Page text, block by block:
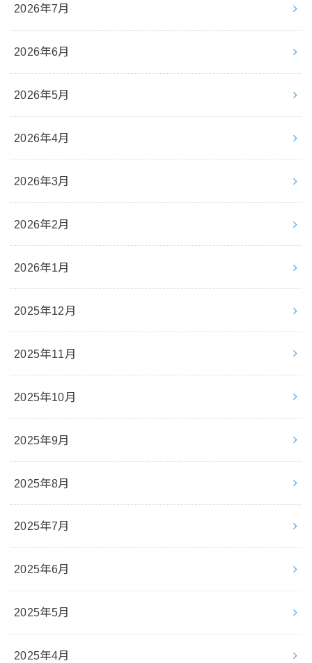
2026年7月
2026年6月
2026年5月
2026年4月
2026年3月
2026年2月
2026年1月
2025年12月
2025年11月
2025年10月
2025年9月
2025年8月
2025年7月
2025年6月
2025年5月
2025年4月